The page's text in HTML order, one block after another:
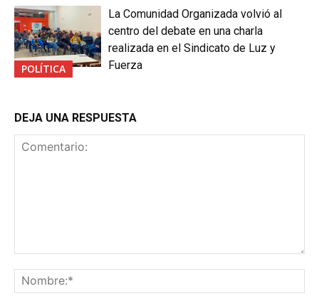
POLÍTICA
La Comunidad Organizada volvió al
centro del debate en una charla
realizada en el Sindicato de Luz y
Fuerza
DEJA UNA RESPUESTA